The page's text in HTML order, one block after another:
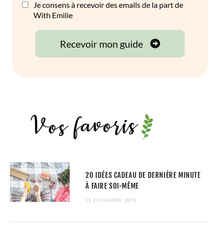
20 IDÉES CADEAU DE DERNIÈRE MINUTE
À FAIRE SOI-MÊME
18 DÉCEMBRE 2019